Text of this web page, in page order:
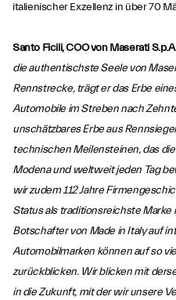
italienischer Exzellenz in über 70
Santo Ficili, COO von Maserati S.p.A
die authentischste Seele von
Rennstrecke, trägt er das Erbe
Automobile im Streben nach
unschätzbares Erbe aus
technischen Meilensteinen, das
Modena und weltweit jeden Tag
wir zudem 112 Jahre
Status als traditionsreichste Marke
Botschafter von Made in Italy auf
Automobilmarken können auf so
zurückblicken. Wir blicken mit
in die Zukunft, mit der wir unsere